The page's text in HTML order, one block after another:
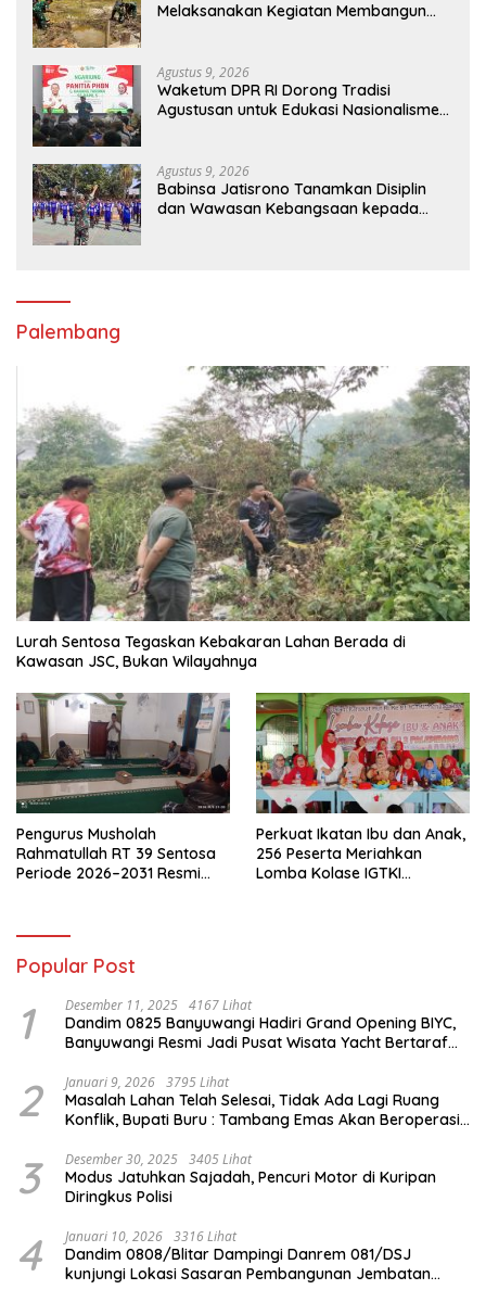
Melaksanakan Kegiatan Membangun
Agustus 9, 2026
Waketum DPR RI Dorong Tradisi
Agustusan untuk Edukasi Nasionalisme
Agustus 9, 2026
Babinsa Jatisrono Tanamkan Disiplin
dan Wawasan Kebangsaan kepada
Palembang
Lurah Sentosa Tegaskan Kebakaran Lahan Berada di
Kawasan JSC, Bukan Wilayahnya
Pengurus Musholah
Rahmatullah RT 39 Sentosa
Periode 2026–2031 Resmi
Perkuat Ikatan Ibu dan Anak,
256 Peserta Meriahkan
Lomba Kolase IGTKI
Popular Post
1 Desember 11, 2025 4167 Lihat
Dandim 0825 Banyuwangi Hadiri Grand Opening BIYC,
Banyuwangi Resmi Jadi Pusat Wisata Yacht Bertaraf
2 Januari 9, 2026 3795 Lihat
Masalah Lahan Telah Selesai, Tidak Ada Lagi Ruang
Konflik, Bupati Buru : Tambang Emas Akan Beroperasi
3 Desember 30, 2025 3405 Lihat
Modus Jatuhkan Sajadah, Pencuri Motor di Kuripan
Diringkus Polisi
4 Januari 10, 2026 3316 Lihat
Dandim 0808/Blitar Dampingi Danrem 081/DSJ
kunjungi Lokasi Sasaran Pembangunan Jembatan